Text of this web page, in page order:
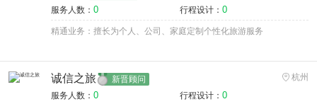
服务人数： 0 行程设计： 0
精通业务：擅长为个人、公司、家庭定制个性化旅游服务
诚信之旅 新晋顾问
杭州
服务人数： 0 行程设计： 0